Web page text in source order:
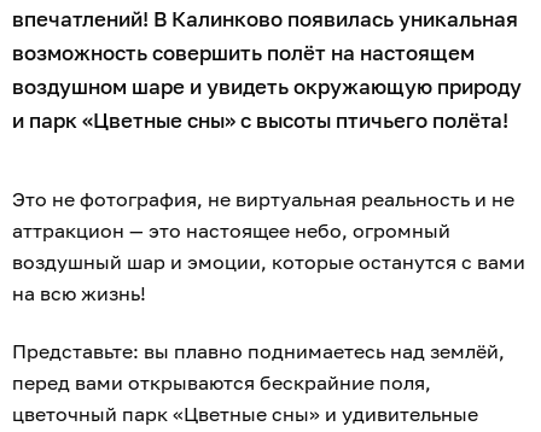
впечатлений! В Калинково появилась уникальная
возможность совершить полёт на настоящем
воздушном шаре и увидеть окружающую природу
и парк «Цветные сны» с высоты птичьего полёта!
Это не фотография, не виртуальная реальность и не
аттракцион — это настоящее небо, огромный
воздушный шар и эмоции, которые останутся с вами
на всю жизнь!
Представьте: вы плавно поднимаетесь над землёй,
перед вами открываются бескрайние поля,
цветочный парк «Цветные сны» и удивительные